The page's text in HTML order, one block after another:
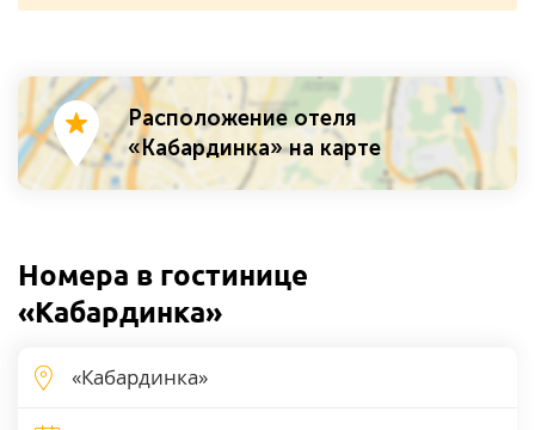
Расположение отеля
«Кабардинка» на карте
Номера в гостинице
«Кабардинка»